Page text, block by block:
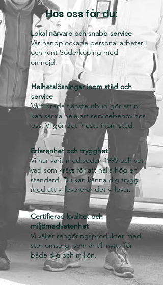
Hos oss får du:
Lokal närvaro och snabb service
Vår handplockade personal arbetar i
och runt Söderköping med
omnejd.
Helhetslösningar inom städ och
service
Vårt breda tjänsteutbud gör att ni
kan samla hela ert servicebehov hos
oss. Vi gör det mesta inom städ.
Erfarenhet och trygghet
Vi har varit med sedan 1995 och vet
vad som krävs för att hålla hög en
standard. Du kan känna dig trygg
med att vi levererar det vi lovar.
Certifierad kvalitet och
miljömedvetenhet
Vi väljer rengöringsprodukter med
stor omsorg, som är till nytta för
både dig och miljön.